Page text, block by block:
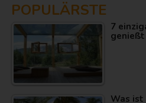
POPULÄRSTE
7
Was ist